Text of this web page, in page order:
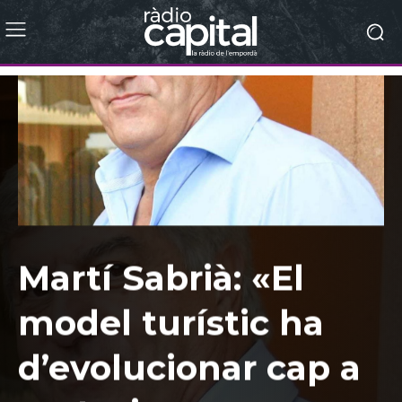
Martí Sabrià: «El
model turístic ha
d’evolucionar cap a